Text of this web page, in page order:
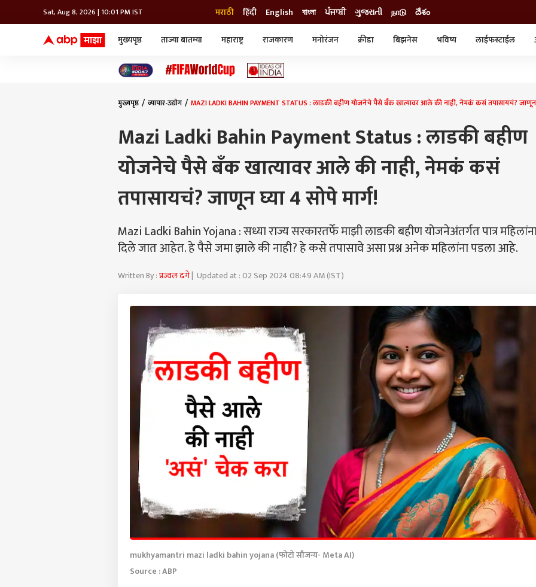
Sat, Aug 8, 2026 | 10:01 PM IST मराठी हिंदी English বাংলা ਪੰਜਾਬੀ ગુજરાતી நாடு దేశం
मुख्यपृष्ठ ताज्या बातम्या महाराष्ट्र राजकारण मनोरंजन क्रीडा बिझनेस भविष्य लाईफस्टाईल
मुख्यपृष्ठ व्यापार-उद्योग MAZI LADKI BAHIN PAYMENT STATUS : लाडकी बहीण योजनेचे पैसे बँक खात्यावर आले की नाही, नेमकं कसं तपासायचं? जाणून
Mazi Ladki Bahin Payment Status : लाडकी बहीण
योजनेचे पैसे बँक खात्यावर आले की नाही, नेमकं कसं
तपासायचं? जाणून घ्या 4 सोपे मार्ग!
Mazi Ladki Bahin Yojana : सध्या राज्य सरकारतर्फे माझी लाडकी बहीण योजनेअंतर्गत पात्र
दिले जात आहेत. हे पैसे जमा झाले की नाही? हे कसे तपासावे असा प्रश्न अनेक महिलांना पडला आहे.
Written By :प्रज्वल ढगे| Updated at : 02 Sep 2024 08:49 AM (IST)
mukhyamantri mazi ladki bahin yojana (फोटो सौजन्य- Meta AI)
Source : ABP